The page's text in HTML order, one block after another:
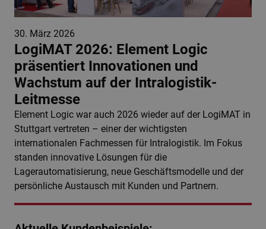
30. März 2026
LogiMAT 2026: Element Logic
präsentiert Innovationen und
Wachstum auf der Intralogistik-
Leitmesse
Element Logic war auch 2026 wieder auf der LogiMAT in
Stuttgart vertreten – einer der wichtigsten
internationalen Fachmessen für Intralogistik. Im Fokus
standen innovative Lösungen für die
Lagerautomatisierung, neue Geschäftsmodelle und der
persönliche Austausch mit Kunden und Partnern.